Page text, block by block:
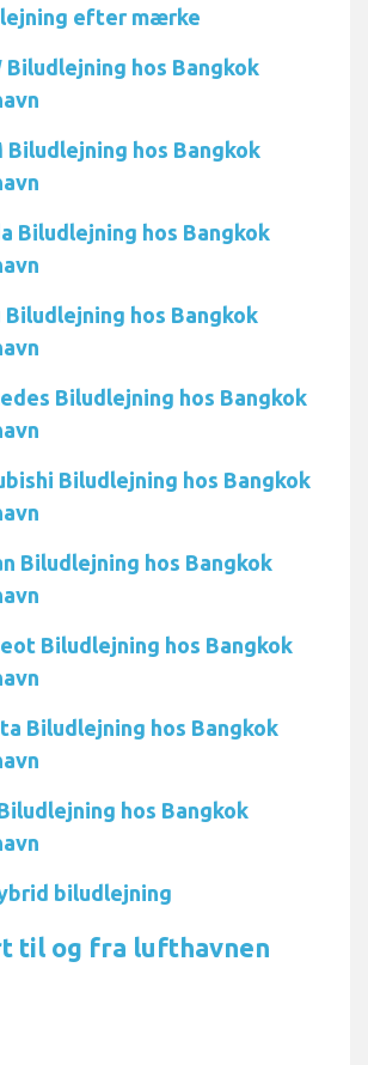
efter mærke
Biludlejning hos Bangkok
Biludlejning hos Bangkok
Biludlejning hos Bangkok
Biludlejning hos Bangkok
Biludlejning hos Bangkok
Biludlejning hos Bangkok
Biludlejning hos Bangkok
Biludlejning hos Bangkok
Biludlejning hos Bangkok
hos Bangkok
biludlejning
til og fra lufthavnen